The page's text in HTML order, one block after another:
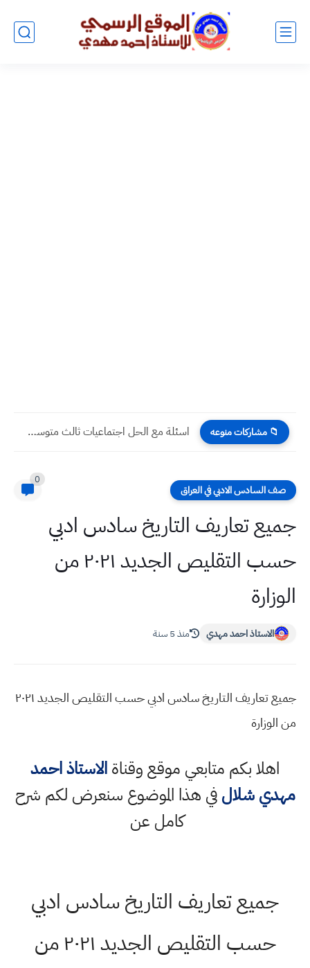
📁 مشاركات منوعه اسئلة مع الحل اجتماعيات ثالث متوسط ٢٠٢٥ نصف السنة
صف السادس الادبي في العراق
0
جميع تعاريف التاريخ سادس ادبي
حسب التقليص الجديد ٢٠٢١ من
الوزارة
الاستاذ احمد مهدي منذ 5 سنة
جميع تعاريف التاريخ سادس ادبي حسب التقليص الجديد ٢٠٢١
من الوزارة
اهلا بكم متابعي موقع وقناةالاستاذ احمد
مهدي شلالفي هذا الموضوع سنعرض لكم شرح
كامل عن
جميع تعاريف التاريخ سادس ادبي
حسب التقليص الجديد ٢٠٢١ من